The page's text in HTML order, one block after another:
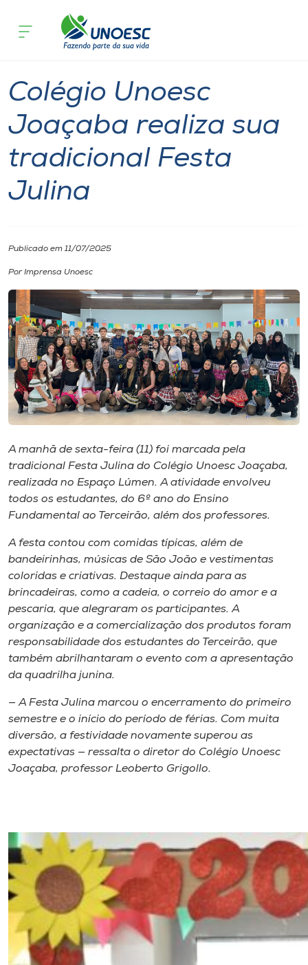
Cursos
Pesquisa
Atendimento ao Estudante
Portal de Ensino
Internacionalização
I.nova
Diplomados
Cultura
CPA
Biblioteca
Editora
Rádio
Museu
Unoesc
Store
Selecione
o idioma
A-
Joaçaba
Colégio Unoesc
Joaçaba realiza sua
tradicional Festa
Julina
Publicado em 11/07/2025
Por Imprensa Unoesc
A manhã de sexta-feira (11) foi marcada pela
tradicional Festa Julina do Colégio Unoesc Joaçaba,
realizada no Espaço Lúmen. A atividade envolveu
todos os estudantes, do 6º ano do Ensino
Fundamental ao Terceirão, além dos professores.
A festa contou com comidas típicas, além de
bandeirinhas, músicas de São João e vestimentas
coloridas e criativas. Destaque ainda para as
brincadeiras, como a cadeia, o correio do amor e a
pescaria, que alegraram os participantes. A
organização e a comercialização dos produtos foram
responsabilidade dos estudantes do Terceirão, que
também abrilhantaram o evento com a apresentação
da quadrilha junina.
— A Festa Julina marcou o encerramento do primeiro
semestre e o início do período de férias. Com muita
diversão, a festividade novamente superou as
expectativas — ressalta o diretor do Colégio Unoesc
Joaçaba, professor Leoberto Grigollo.